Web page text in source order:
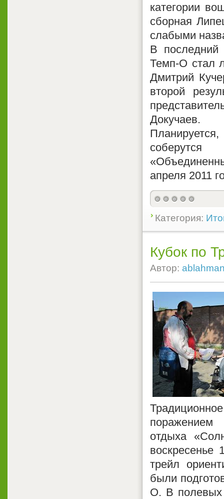
категории
сборная
слабыми
В последний
Темп-О стал
Дмитрий
второй
Докучаев.
апреля 2011
Категория:
Кубок по
Автор:
поражением
отдыха
воскресенье
трейл
были
О. В полевых